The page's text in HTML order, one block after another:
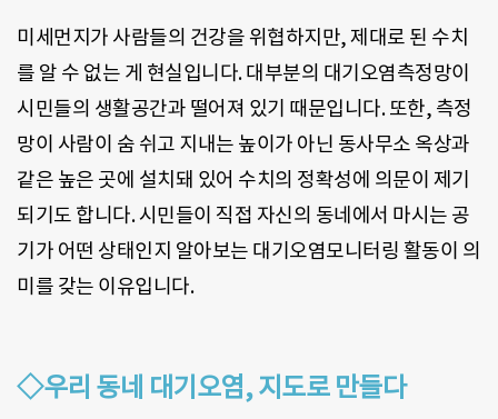
미세먼지가 사람들의 건강을 위협하지만,제대로 된 수치
를 알 수 없는 게 현실입니다.대부분의 대기오염측정망이
시민들의 생활공간과 떨어져 있기 때문입니다.또한, 측정
망이 사람이 숨 쉬고 지내는 높이가 아닌 동사무소 옥상과
같은 높은 곳에 설치돼 있어 수치의 정확성에 의문이 제기
되기도 합니다.시민들이 직접 자신의 동네에서 마시는 공
기가 어떤 상태인지 알아보는 대기오염모니터링 활동이 의
미를 갖는 이유입니다.
◇우리 동네 대기오염, 지도로 만들다